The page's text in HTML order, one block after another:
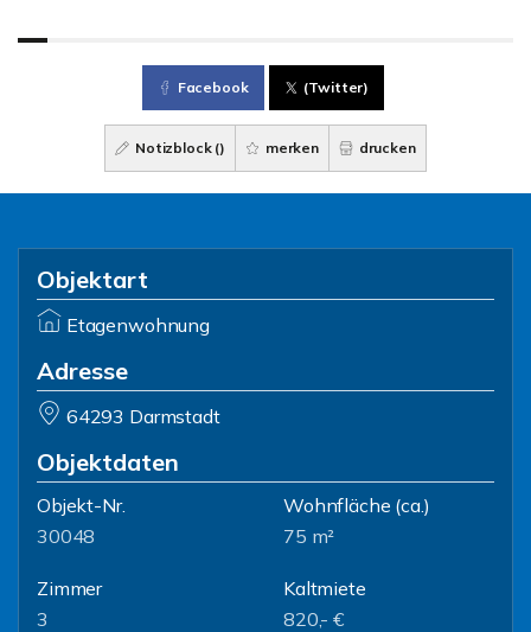
Facebook (Twitter)
Notizblock () merken drucken
Objektart
Etagenwohnung
Adresse
64293 Darmstadt
Objektdaten
Objekt-Nr.
30048
Wohnfläche (ca.)
75 m²
Zimmer
3
Kaltmiete
820,- €